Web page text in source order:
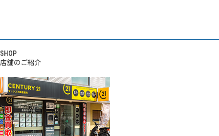
SHOP
店舗のご紹介